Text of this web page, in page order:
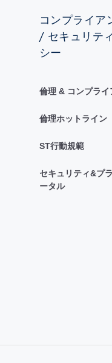
コンプライア
/ セキュリテ
シー
倫理 & コンプライ
倫理ホットライン
ST行動規範
セキュリティ&プ
ータル